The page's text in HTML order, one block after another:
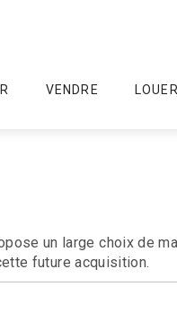
VENDRE LOUER
un large choix de
future acquisition.